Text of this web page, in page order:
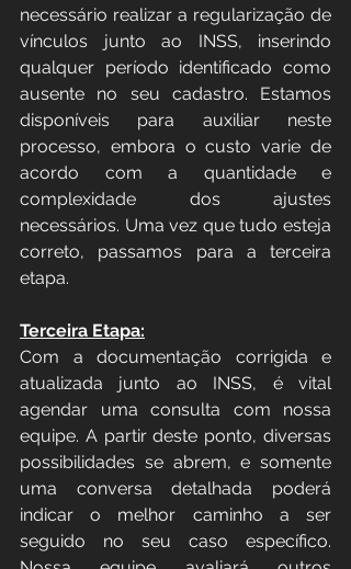
necessário realizar a regularização de
vínculos junto ao INSS, inserindo
qualquer período identificado como
ausente no seu cadastro. Estamos
disponíveis para auxiliar neste
processo, embora o custo varie de
acordo com a quantidade e
complexidade dos ajustes
necessários. Uma vez que tudo esteja
correto, passamos para a terceira
etapa.
Terceira Etapa:
Com a documentação corrigida e
atualizada junto ao INSS, é vital
agendar uma consulta com nossa
equipe. A partir deste ponto, diversas
possibilidades se abrem, e somente
uma conversa detalhada poderá
indicar o melhor caminho a ser
seguido no seu caso específico.